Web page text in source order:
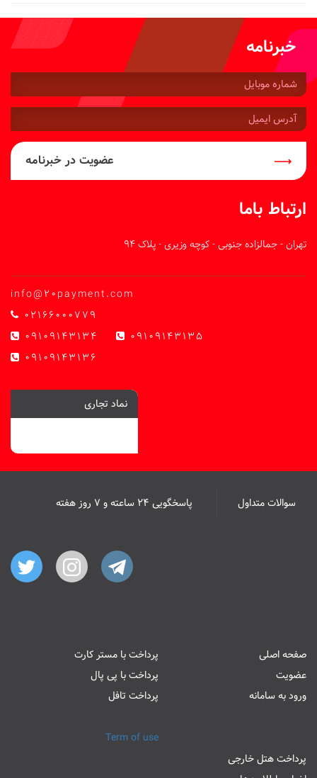
خبرنامه
شماره
موبایل:
آدرس
ایمیل:
عضویت در خبرنامه
ارتباط باما
تهران - جمالزاده جنوبی - کوچه وزیری - پلاک 94
info@20payment.com
02166000779
09109143134
09109143135
09109143136
نماد تجاری
سوالات متداول پاسخگویی ۲۴ ساعته و ۷ روز هفته
صفحه اصلی
عضویت
ورود به سامانه
پرداخت با مستر کارت
پرداخت با پی پال
پرداخت تافل
پرداخت هتل خارجی
Term of use